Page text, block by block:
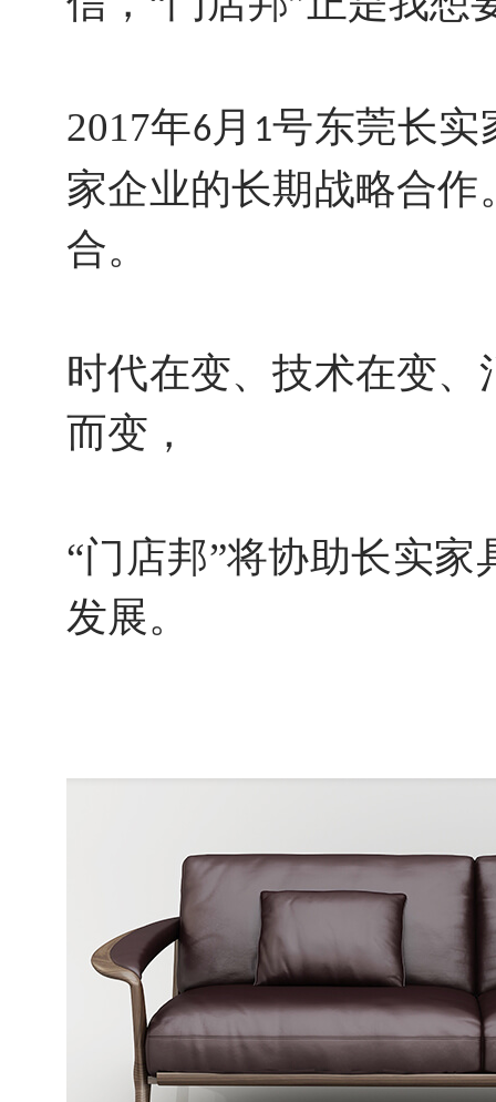
2017年6 月 1号东莞长实
家企业的长期战略合作
合。
时代在变、技术在变
而变，
“门店邦”将协助长实
发展。